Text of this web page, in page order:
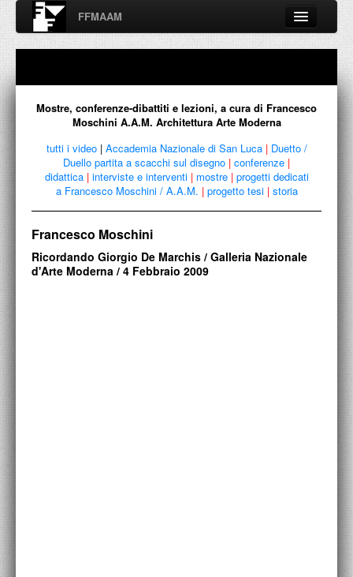
FFMAAM
Fondo Francesco Moschini
Percorsi, nodi, sconfinamenti e contaminazioni tra Arte,
FFMAAM
PUBBLICAZIONI
CONFERENZE
Mostre, conferenze-dibattiti e lezioni, a cura di Francesco
Moschini A.A.M. Architettura Arte Moderna
tutti i video | Accademia Nazionale di San Luca | Duetto /
Duello partita a scacchi sul disegno | conferenze |
didattica | interviste e interventi | mostre | progetti dedicati
a Francesco Moschini / A.A.M. | progetto tesi | storia
Francesco Moschini
Ricordando Giorgio De Marchis / Galleria Nazionale
d'Arte Moderna / 4 Febbraio 2009